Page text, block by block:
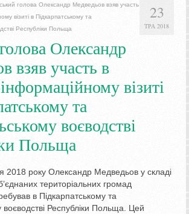
23
ТРА 2018
голова Олександр Медведьов взяв участь
візиті в Підкарпатському та
Республіки Польща
Олександр
взяв участь в
візиті
та
воєводстві
Польща
2018 року Олександр Медведьов у складі
територіальних громад
в Підкарпатському та
Республіки Польща. Цей